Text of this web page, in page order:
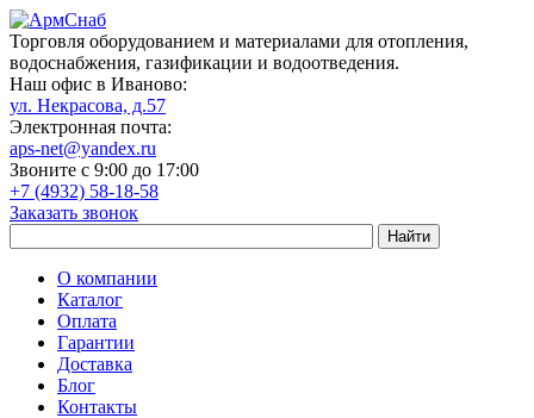
Торговля оборудованием и материалами для отопления,
водоснабжения, газификации и водоотведения.
Наш офис в Иваново:
ул. Некрасова, д.57
Электронная почта:
aps-net@yandex.ru
Звоните с 9:00 до 17:00
+7 (4932) 58-18-58
Заказать звонок
О компании
Каталог
Оплата
Гарантии
Доставка
Блог
Контакты